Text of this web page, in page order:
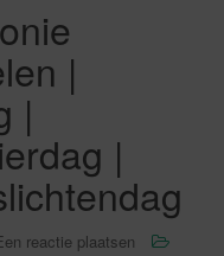
e
|
|
|
reactie plaatsen